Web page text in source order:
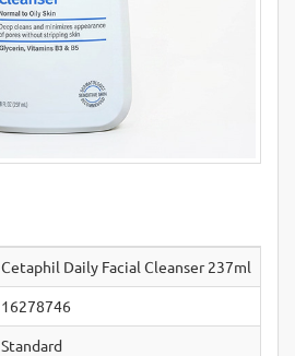
Cetaphil Daily Facial Cleanser 237ml
16278746
Standard